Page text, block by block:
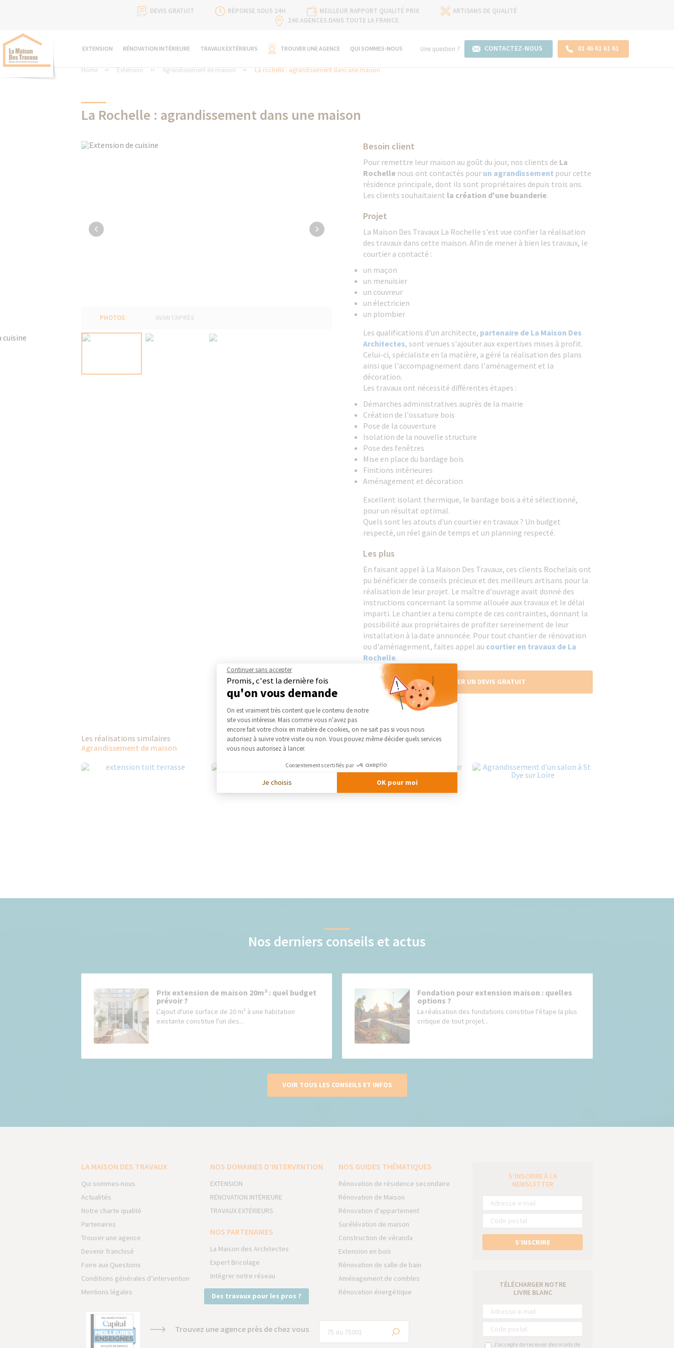
DEVIS GRATUIT RÉPONSE SOUS 24H MEILLEUR RAPPORT QUALITÉ PRIX
ARTISANS DE QUALITÉ
240 AGENCES DANS TOUTE LA FRANCE
EXTENSION RÉNOVATION INTÉRIEURE TRAVAUX EXTÉRIEURS TROUVER UNE AGENCE QUI SOMMES-NOUS Une question ? CONTACTEZ-NOUS 01 46 61 61 61
Home Extension Agrandissement de maison La rochelle : agrandissement dans une maison
La Rochelle : agrandissement dans une maison
PHOTOS AVANT/APRÈS
Besoin client
Pour remettre leur maison au goût du jour, nos clients de La
Rochelle nous ont contactés pour un agrandissement pour cette
résidence principale, dont ils sont propriétaires depuis trois ans.
Les clients souhaitaient la création d'une buanderie.
Projet
La Maison Des Travaux La Rochelle s'est vue confier la réalisation
des travaux dans cette maison. Afin de mener à bien les travaux, le
courtier a contacté :
un maçon
un menuisier
un couvreur
un électricien
un plombier
Les qualifications d'un architecte, partenaire de La Maison Des
Architectes, sont venues s'ajouter aux expertises mises à profit.
Celui-ci, spécialiste en la matière, a géré la réalisation des plans
ainsi que l'accompagnement dans l'aménagement et la
décoration.
Les travaux ont nécessité différentes étapes :
Démarches administratives auprès de la mairie
Création de l'ossature bois
Pose de la couverture
Isolation de la nouvelle structure
Pose des fenêtres
Mise en place du bardage bois
Finitions intérieures
Aménagement et décoration
Excellent isolant thermique, le bardage bois a été sélectionné,
pour un résultat optimal.
Quels sont les atouts d'un courtier en travaux ? Un budget
respecté, un réel gain de temps et un planning respecté.
Les plus
En faisant appel à La Maison Des Travaux, ces clients Rochelais ont
pu bénéficier de conseils précieux et des meilleurs artisans pour la
réalisation de leur projet. Le maître d'ouvrage avait donné des
instructions concernant la somme allouée aux travaux et le délai
imparti. Le chantier a tenu compte de ces contraintes, donnant la
possibilité aux propriétaires de profiter sereinement de leur
installation à la date annoncée. Pour tout chantier de rénovation
ou d'aménagement, faites appel au courtier en travaux de La
Rochelle.
DEMANDER UN DEVIS GRATUIT
Les réalisations similaires
Agrandissement de maison
Nos derniers conseils et actus
Prix extension de maison 20m² : quel budget
prévoir ?
L'ajout d'une surface de 20 m² à une habitation
existante constitue l'un des...
Fondation pour extension maison : quelles
options ?
La réalisation des fondations constitue l'étape la plus
critique de tout projet...
VOIR TOUS LES CONSEILS ET INFOS
LA MAISON DES TRAVAUX
Qui sommes-nous
Actualités
Notre charte qualité
Partenaires
Trouver une agence
Devenir franchisé
Foire aux Questions
Conditions générales d’intervention
Mentions légales
NOS DOMAINES D’INTERVENTION
EXTENSION
RÉNOVATION INTÉRIEURE
TRAVAUX EXTÉRIEURS
NOS PARTENAIRES
La Maison des Architectes
Expert Bricolage
Intégrer notre réseau
Des travaux pour les pros ?
NOS GUIDES THÉMATIQUES
Rénovation de résidence secondaire
Rénovation de Maison
Rénovation d'appartement
Surélévation de maison
Construction de véranda
Extension en bois
Rénovation de salle de bain
Aménagement de combles
Rénovation énergétique
Trouvez une agence près de chez vous
S’INSCRIRE À LA
NEWSLETTER
S’INSCRIRE
TÉLÉCHARGER NOTRE
LIVRE BLANC
J’accepte de recevoir des mails de
Continuer sans accepter
Promis, c'est la dernière fois
qu'on vous demande
Plateforme de Gestion du Consentement : Personnalisez vos Options
On est vraiment très content que le contenu de notre
site vous intéresse. Mais comme vous n'avez pas
encore fait votre choix en matière de cookies, on ne sait pas si vous nous
autorisez à suivre votre visite ou non. Vous pouvez même décider quels services
vous nous autorisez à lancer.
Consentements certifiés par
Je choisis OK pour moi
Axeptio consent